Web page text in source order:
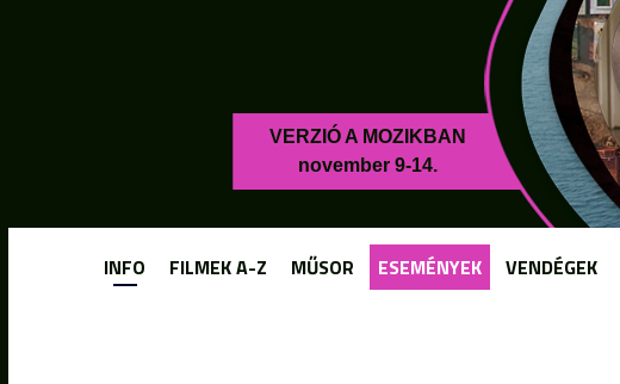
VERZIÓ A MOZIKBAN
november 9-14.
INFO FILMEK A-Z MŰSOR ESEMÉNYEK VENDÉGEK